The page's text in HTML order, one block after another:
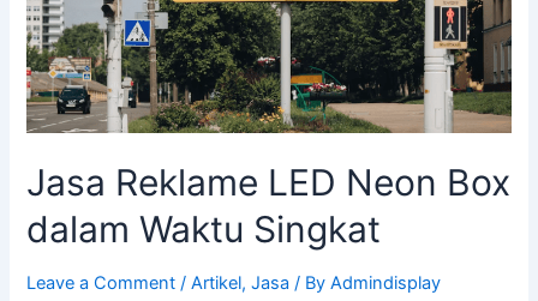
Jasa Reklame LED Neon Box
dalam Waktu Singkat
Leave a Comment /Artikel,Jasa / ByAdmindisplay
Singkat